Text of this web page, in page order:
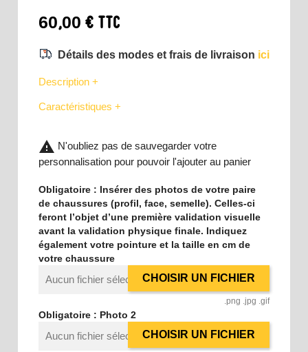
60,00 € TTC
Détails des modes et frais de livraison ici
Description +
Caractéristiques +
warning N'oubliez pas de sauvegarder votre
personnalisation pour pouvoir l'ajouter au panier
Obligatoire : Insérer des photos de votre paire
de chaussures (profil, face, semelle). Celles-ci
feront l’objet d’une première validation visuelle
avant la validation physique finale. Indiquez
également votre pointure et la taille en cm de
votre chaussure
Aucun fichier sélectionnéCHOISIR UN FICHIER
.png .jpg .gif
Obligatoire : Photo 2
Aucun fichier sélectionnéCHOISIR UN FICHIER